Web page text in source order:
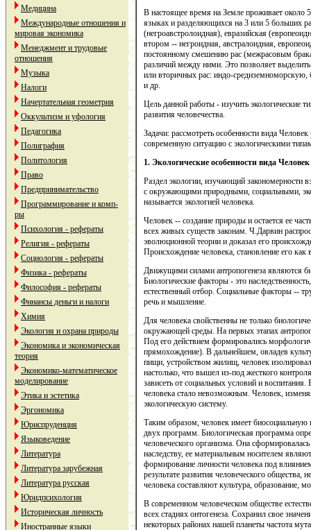
Медицина
Международные отношения и
мировая экономика
Менеджмент и трудовые
отношения
Музыка
Налоги
Начертательная геометрия
Оккультизм и уфология
Педагогика
Полиграфия
Политология
Право
Предпринимательство
Программирование и комп-
ры
Психология - рефераты
Религия - рефераты
Социология - рефераты
Физика - рефераты
Философия - рефераты
Финансы деньги и налоги
Химия
Экология и охрана природы
Экономика и экономическая
теория
Экономико-математическое
моделирование
Этика и эстетика
Эргономика
Юриспруденция
Языковедение
Литература
Литература зарубежная
Литература русская
Юридпсихология
Историческая личность
Иностранные языки
В настоящее время на Земле проживает около
языках и разделяющихся на 3 или 5 больших
(негроавстролоидная), евразийская
втором -- негроидная, австралоидная,
постоянному смешению рас (межрасовым
различий между ними. Это позволяет
или вторичных рас: индо-
и др.
Цель данной работы - изучить экологические
развития человечества.
Задачи: рассмотреть особенности вида
современную ситуацию с экологическими
1. Экологические особенности вида
Раздел экологии, изучающий закономерности
с окружающими природными, социальными,
называется экологией человека.
Человек -- создание природы и остается ее
всех живых существ законам. Ч.Дарвин
эволюционной теории и доказал его
Происхождение человека, становление его как
Движущими силами антропогенеза являются
Биологические факторы - это
естественный отбор. Социальные факторы --
речь и мышление.
Для человека свойственны не только
окружающей среды. На первых этапах
Под его действием формировались
прямохождение). В дальнейшем, овладев
пищи, устройством жилищ, человек
настолько, что вышел из-под жесткого
зависеть от социальных условий и
человека стало невозможным. Человек,
экологическую систему.
Таким образом, человек имеет биосоциальную
двух программ. Биологическая программа
человеческого организма. Она
наследству, ее материальным носителем
формирование личности человека под
результате развития человеческого общества,
человека составляют культура, образование,
В современном человеческом обществе
всех стадиях онтогенеза. Сохранил свое
некоторых районах нашей планеты частота